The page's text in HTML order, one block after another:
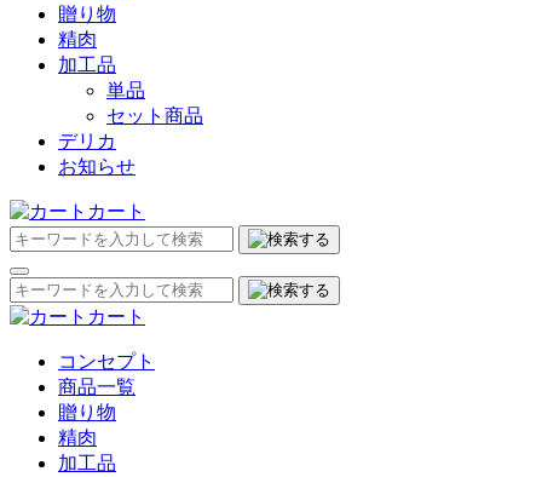
贈り物
精肉
加工品
単品
セット商品
デリカ
お知らせ
カート
カート
コンセプト
商品一覧
贈り物
精肉
加工品